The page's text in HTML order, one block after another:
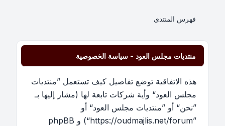
فهرس المنتدى
منتديات مجلس العود - سياسة الخصوصية
هذه الاتفاقية توضع تفاصيل كيف تستعمل ”منتديات
مجلس العود“ وأية شركات تابعة لها (مشار إليها بـ
”نحن“ أو ”منتديات مجلس العود“ أو
”https://oudmajlis.net/forum“) و phpBB